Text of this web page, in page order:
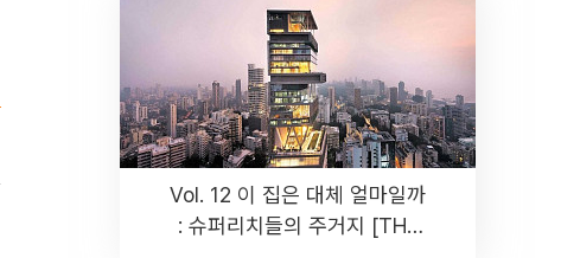
Vol. 12 이 집은 대체 얼마일까
: 슈퍼리치들의 주거지 [THE